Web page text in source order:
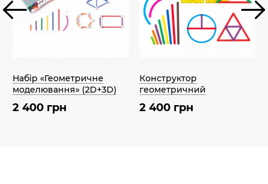
Набір «Геометричне
моделювання» (2D+3D)
2 400 грн
Конструктор
геометричний
2 400 грн